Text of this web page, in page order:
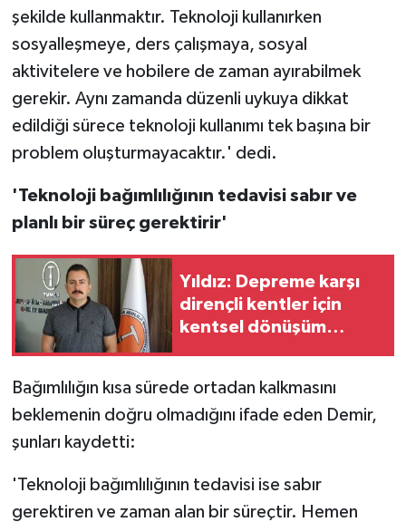
şekilde kullanmaktır. Teknoloji kullanırken
sosyalleşmeye, ders çalışmaya, sosyal
aktivitelere ve hobilere de zaman ayırabilmek
gerekir. Aynı zamanda düzenli uykuya dikkat
edildiği sürece teknoloji kullanımı tek başına bir
problem oluşturmayacaktır.' dedi.
'Teknoloji bağımlılığının tedavisi sabır ve
planlı bir süreç gerektirir'
Yıldız: Depreme karşı
dirençli kentler için
kentsel dönüşüm
Bağımlılığın kısa sürede ortadan kalkmasını
beklemenin doğru olmadığını ifade eden Demir,
şunları kaydetti:
'Teknoloji bağımlılığının tedavisi ise sabır
gerektiren ve zaman alan bir süreçtir. Hemen